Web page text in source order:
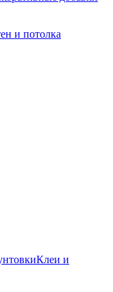
и потолка
Клеи и